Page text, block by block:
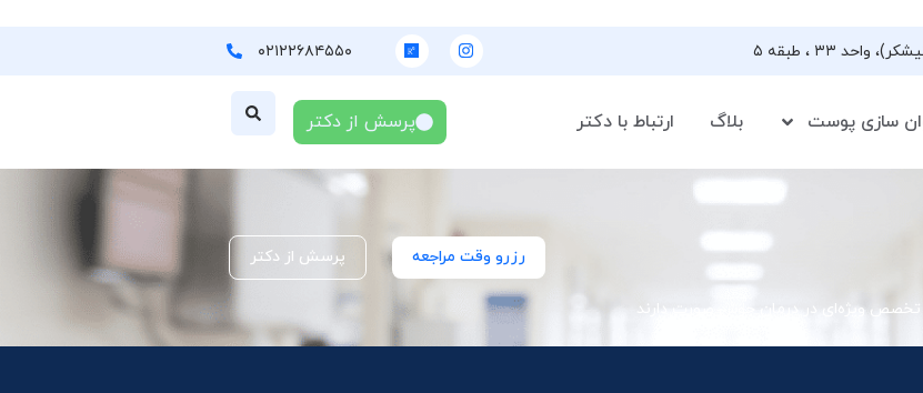
۰۲۱۲۲۶۸۴۵۵۰
سازی پوست بلاگ ارتباط با دکتر پرسش از دکتر
تخصص ویژه‌ای در درمان جوش صورت دارند
رزرو وقت مراجعه پرسش از دکتر